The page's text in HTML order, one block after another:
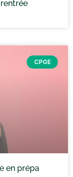
CPGE
en prépa